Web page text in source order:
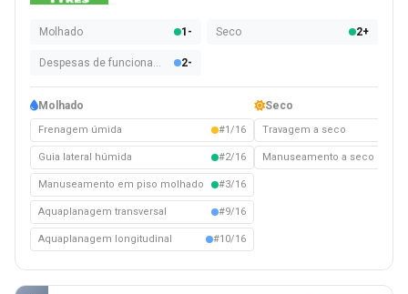
Molhado 1- Seco 2+
Despesas de funcionamento 2-
Molhado
Frenagem úmida #1/16
Guia lateral húmida #2/16
Manuseamento em piso molhado #3/16
Aquaplanagem transversal #9/16
Aquaplanagem longitudinal #10/16
Seco
Travagem a seco
Manuseamento a seco